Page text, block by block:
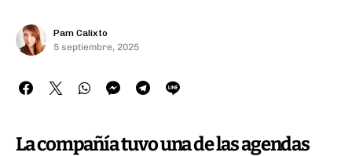
Pam Calixto
5 septiembre, 2025
La compañía tuvo una de las agendas